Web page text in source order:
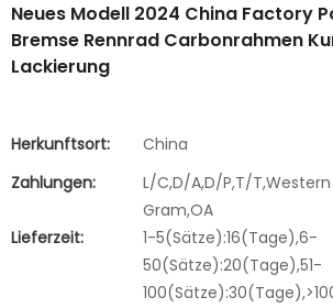
Neues Modell 2024 China Factory
Bremse Rennrad Carbonrahmen
Lackierung
Herkunftsort:
China
Zahlungen:
L/C,D/A,D/P,T/
Gram,OA
Lieferzeit:
1-5(Sätze):16(Tage),6-
50(Sätze):20(Tage),51-